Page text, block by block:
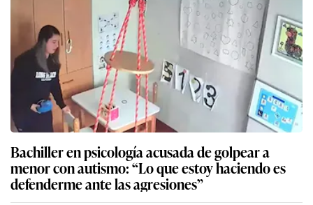
Bachiller en psicología acusada de golpear a
menor con autismo: “Lo que estoy haciendo es
defenderme ante las agresiones”